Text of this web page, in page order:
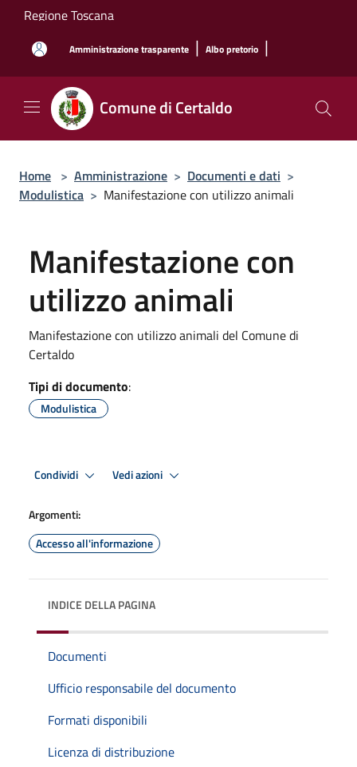
Salta al contenuto principale
Regione Toscana
Amministrazione trasparente | Albo pretorio |
Comune di Certaldo
Home > Amministrazione > Documenti e dati >
Modulistica > Manifestazione con utilizzo animali
Manifestazione con
utilizzo animali
Manifestazione con utilizzo animali del Comune di
Certaldo
Tipi di documento:
Modulistica
Condividi Vedi azioni
Argomenti:
Accesso all'informazione
INDICE DELLA PAGINA
Documenti
Ufficio responsabile del documento
Formati disponibili
Licenza di distribuzione